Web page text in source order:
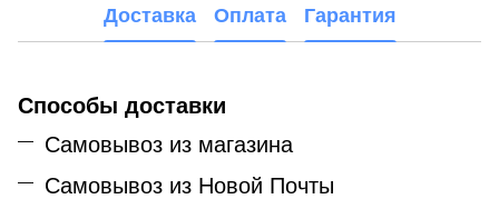
Доставка Оплата Гарантия
Способы доставки
Самовывоз из магазина
Самовывоз из Новой Почты